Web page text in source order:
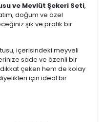
ve Mevlüt Şekeri Seti,
doğum ve özel
şık ve pratik bir
içerisindeki meyveli
sade ve özenli bir
çeken hem de kolay
için ideal bir